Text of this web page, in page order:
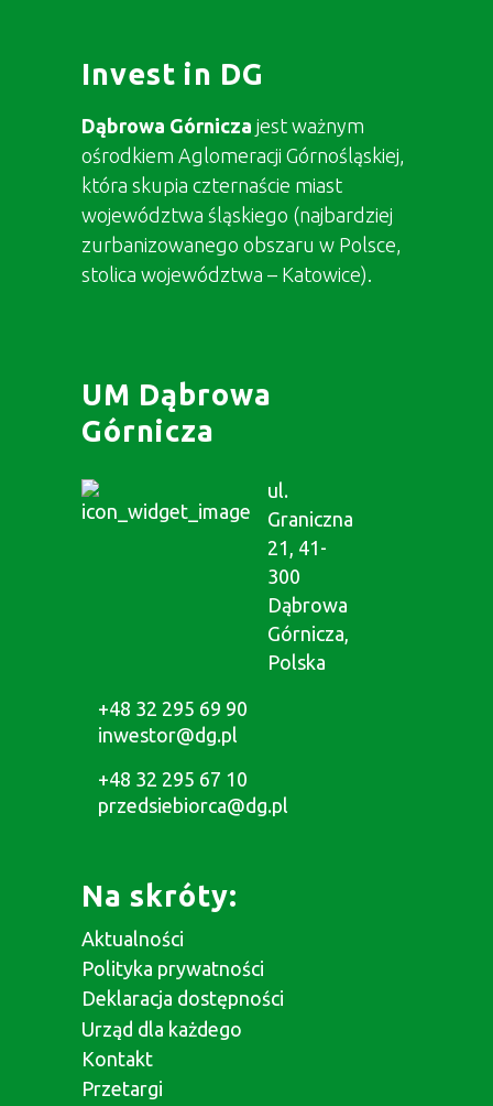
Invest in DG
Dąbrowa Górnicza jest ważnym
ośrodkiem Aglomeracji Górnośląskiej,
która skupia czternaście miast
województwa śląskiego (najbardziej
zurbanizowanego obszaru w Polsce,
stolica województwa – Katowice).
UM Dąbrowa
Górnicza
ul.
Graniczna
21, 41-
300
Dąbrowa
Górnicza,
Polska
+48 32 295 69 90
inwestor@dg.pl
+48 32 295 67 10
przedsiebiorca@dg.pl
Na skróty:
Aktualności
Polityka prywatności
Deklaracja dostępności
Urząd dla każdego
Kontakt
Przetargi